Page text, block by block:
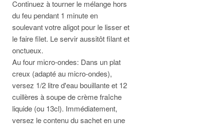
Continuez à tourner le mélange hors
du feu pendant 1 minute en
soulevant votre aligot pour le lisser et
le faire filet. Le servir aussitôt filant et
onctueux.
Au four micro-ondes: Dans un plat
creux (adapté au micro-ondes),
versez 1/2 litre d'eau bouillante et 12
cuillères à soupe de crème fraîche
liquide (ou 13cl). Immédiatement,
versez le contenu du sachet en une